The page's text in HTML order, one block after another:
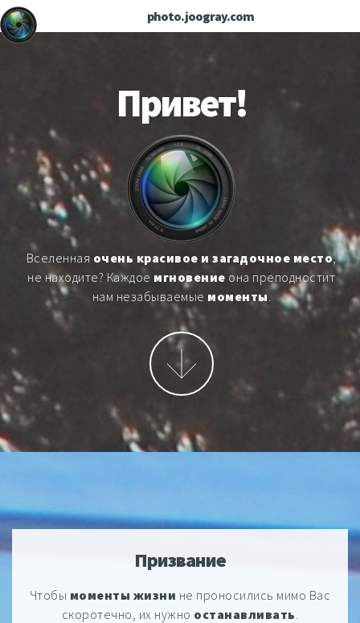
photo.joogray.com
Привет!
Вселенная очень красивое и загадочное место,
не находите? Каждое мгновение она преподностит
нам незабываемые моменты.
Призвание
Чтобы моменты жизни не проносились мимо Вас
скоротечно, их нужно останавливать.